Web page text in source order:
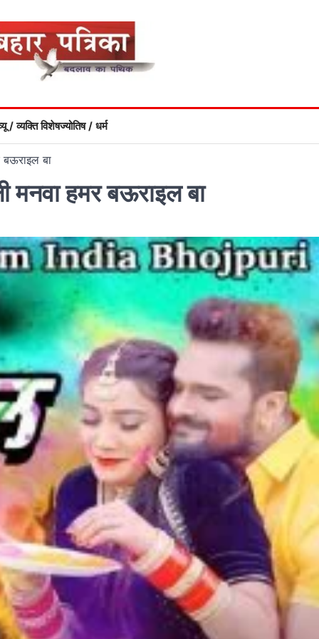
/ व्यक्ति विशेषज्योतिष / धर्म
बा
मनवा हमर बऊराइल बा